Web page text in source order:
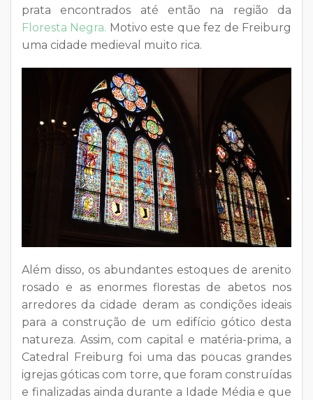
prata encontrados até então na região da
Floresta Negra. Motivo este que fez de Freiburg
uma cidade medieval muito rica.
Além disso, os abundantes estoques de arenito
rosado e as enormes florestas de abetos nos
arredores da cidade deram as condições ideais
para a construção de um edifício gótico desta
natureza. Assim, com capital e matéria-prima, a
Catedral Freiburg foi uma das poucas grandes
igrejas góticas com torre, que foram construídas
e finalizadas ainda durante a Idade Média e que